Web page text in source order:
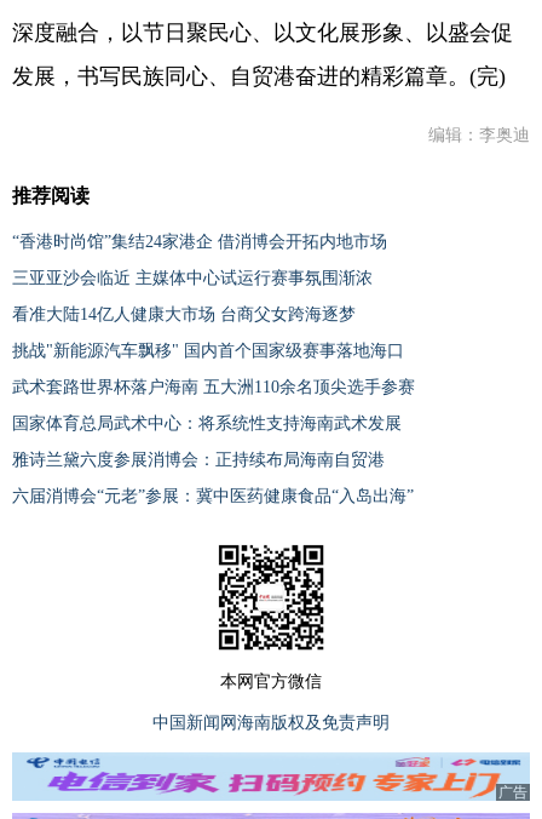
深度融合，以节日聚民心、以文化展形象、以盛会促
发展，书写民族同心、自贸港奋进的精彩篇章。(完)
编辑：李奥迪
推荐阅读
“香港时尚馆”集结24家港企 借消博会开拓内地市场
三亚亚沙会临近 主媒体中心试运行赛事氛围渐浓
看准大陆14亿人健康大市场 台商父女跨海逐梦
挑战"新能源汽车飘移" 国内首个国家级赛事落地海口
武术套路世界杯落户海南 五大洲110余名顶尖选手参赛
国家体育总局武术中心：将系统性支持海南武术发展
雅诗兰黛六度参展消博会：正持续布局海南自贸港
六届消博会“元老”参展：冀中医药健康食品“入岛出海”
本网官方微信
中国新闻网海南版权及免责声明
广告